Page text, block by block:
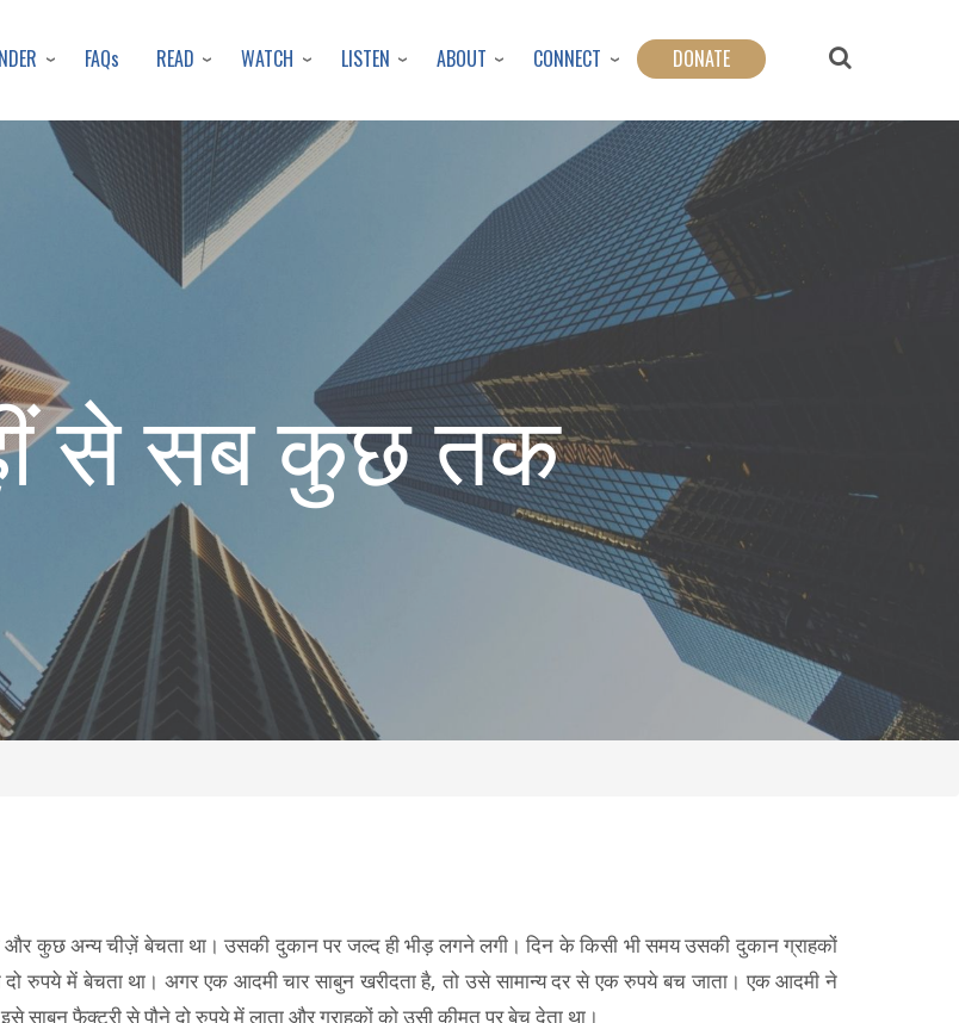
to
content
FAQs READ WATCH LISTEN ABOUT CONNECT DONATE
से सब कुछ तक
कुछ अन्य चीज़ें बेचता था। उसकी दुकान पर जल्द ही भीड़ लगने लगी। दिन के किसी भी समय उसकी दुकान ग्राहकों
दो रुपये में बेचता था। अगर एक आदमी चार साबुन खरीदता है, तो उसे सामान्य दर से एक रुपये बच जाता। एक आदमी ने
साबुन फैक्ट्री से पौने दो रुपये में लाता और ग्राहकों को उसी क़ीमत पर बेच देता था।